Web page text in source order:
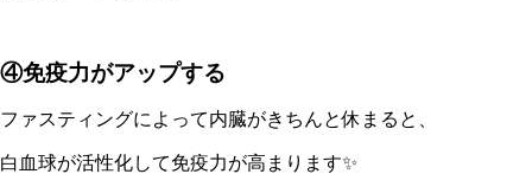
④免疫力がアップする
ファスティングによって内臓がきちんと休まると、
白血球が活性化して免疫力が高まります✨